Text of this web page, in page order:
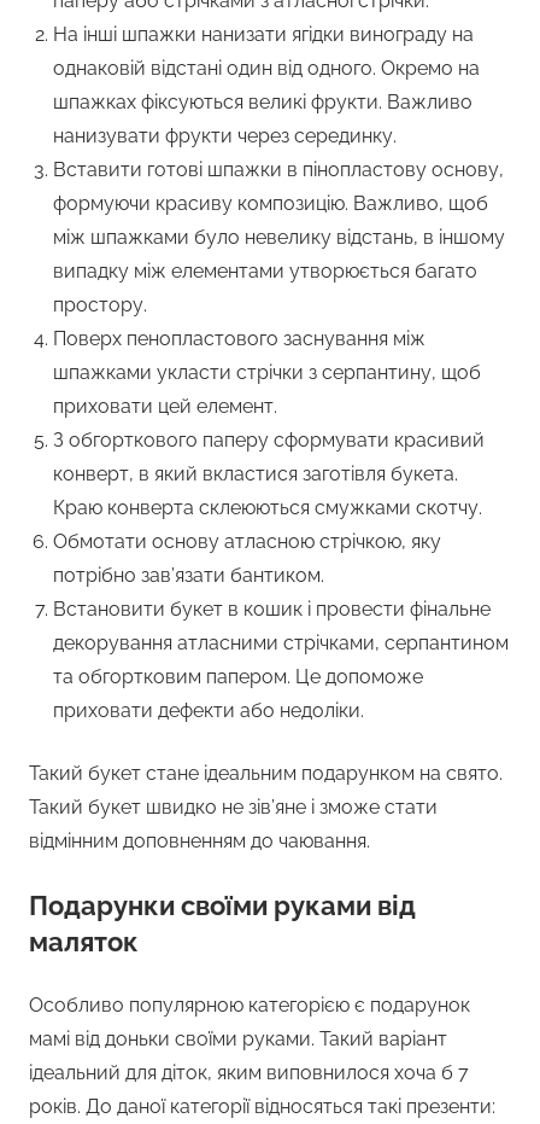
На інші шпажки нанизати ягідки винограду на
однаковій відстані один від одного. Окремо на
шпажках фіксуються великі фрукти. Важливо
нанизувати фрукти через серединку.
Вставити готові шпажки в пінопластову основу,
формуючи красиву композицію. Важливо, щоб
між шпажками було невелику відстань, в іншому
випадку між елементами утворюється багато
простору.
Поверх пенопластового заснування між
шпажками укласти стрічки з серпантину, щоб
приховати цей елемент.
З обгорткового паперу сформувати красивий
конверт, в який вкластися заготівля букета.
Краю конверта склеюються смужками скотчу.
Обмотати основу атласною стрічкою, яку
потрібно зав’язати бантиком.
Встановити букет в кошик і провести фінальне
декорування атласними стрічками, серпантином
та обгортковим папером. Це допоможе
приховати дефекти або недоліки.
Такий букет стане ідеальним подарунком на свято.
Такий букет швидко не зів’яне і зможе стати
відмінним доповненням до чаювання.
Подарунки своїми руками від
маляток
Особливо популярною категорією є подарунок
мамі від доньки своїми руками. Такий варіант
ідеальний для діток, яким виповнилося хоча б 7
років. До даної категорії відносяться такі презенти: